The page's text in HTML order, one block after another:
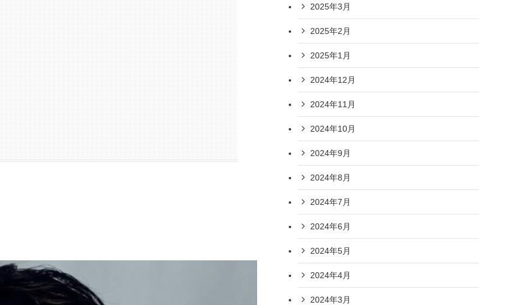
2025年3月
2025年2月
2025年1月
2024年12月
2024年11月
2024年10月
2024年9月
2024年8月
2024年7月
2024年6月
2024年5月
2024年4月
2024年3月